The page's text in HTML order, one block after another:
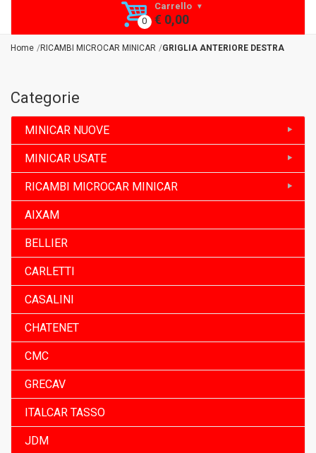
Carrello
€ 0,00
Home RICAMBI MICROCAR MINICAR GRIGLIA ANTERIORE DESTRA
Categorie
MINICAR NUOVE
MINICAR USATE
RICAMBI MICROCAR MINICAR
AIXAM
BELLIER
CARLETTI
CASALINI
CHATENET
CMC
GRECAV
ITALCAR TASSO
JDM